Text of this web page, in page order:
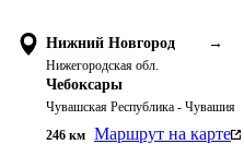
Нижний Новгород →
Нижегородская обл.
Чебоксары
Чувашская Республика - Чувашия
246 км Маршрут на карте